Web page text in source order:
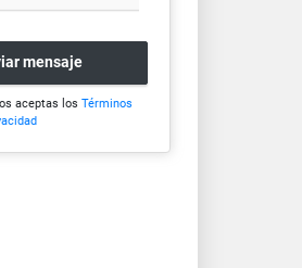
mensaje
aceptas los Términos